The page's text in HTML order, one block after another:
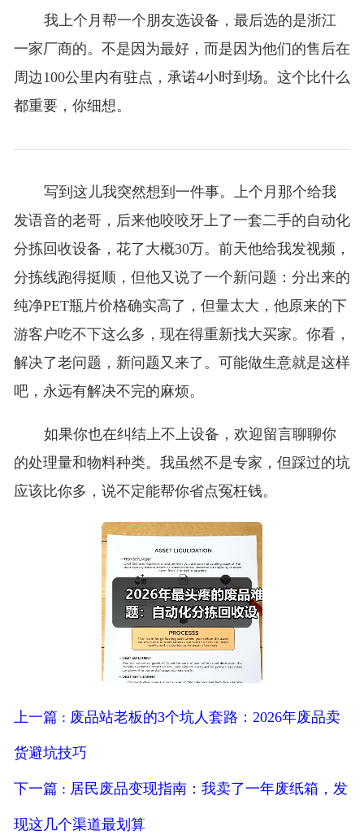
我上个月帮一个朋友选设备，最后选的是浙江
一家厂商的。不是因为最好，而是因为他们的售后在
周边100公里内有驻点，承诺4小时到场。这个比什么
都重要，你细想。
写到这儿我突然想到一件事。上个月那个给我
发语音的老哥，后来他咬咬牙上了一套二手的自动化
分拣回收设备，花了大概30万。前天他给我发视频，
分拣线跑得挺顺，但他又说了一个新问题：分出来的
纯净PET瓶片价格确实高了，但量太大，他原来的下
游客户吃不下这么多，现在得重新找大买家。你看，
解决了老问题，新问题又来了。可能做生意就是这样
吧，永远有解决不完的麻烦。
如果你也在纠结上不上设备，欢迎留言聊聊你
的处理量和物料种类。我虽然不是专家，但踩过的坑
应该比你多，说不定能帮你省点冤枉钱。
上一篇 : 废品站老板的3个坑人套路：2026年废品卖
货避坑技巧
下一篇 : 居民废品变现指南：我卖了一年废纸箱，发
现这几个渠道最划算